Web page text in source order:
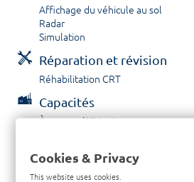
Affichage du véhicule au sol
Radar
Simulation
Réparation et révision
Réhabilitation CRT
Capacités
À propos / Historique
Contactez nous
Cookies & Privacy
This website uses cookies.